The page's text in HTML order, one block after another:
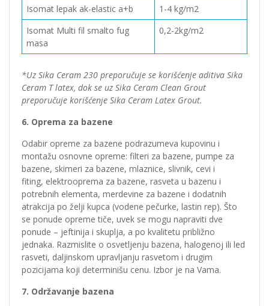
Isomat lepak ak-elastic a+b
1-4 kg/m2
Isomat Multi fil smalto fug
masa
0,2-2kg/m2
*Uz Sika Ceram 230 preporučuje se korišćenje aditiva Sika
Ceram T latex, dok se uz Sika Ceram Clean Grout
preporučuje korišćenje Sika Ceram Latex Grout.
6. Oprema za bazene
Odabir opreme za bazene podrazumeva kupovinu i
montažu osnovne opreme: filteri za bazene, pumpe za
bazene, skimeri za bazene, mlaznice, slivnik, cevi i
fiting, elektrooprema za bazene, rasveta u bazenu i
potrebnih elementa, merdevine za bazene i dodatnih
atrakcija po želji kupca (vodene pečurke, lastin rep). Što
se ponude opreme tiče, uvek se mogu napraviti dve
ponude – jeftinija i skuplja, a po kvalitetu približno
jednaka. Razmislite o osvetljenju bazena, halogenoj ili led
rasveti, daljinskom upravljanju rasvetom i drugim
pozicijama koji determinišu cenu. Izbor je na Vama.
7. Održavanje bazena